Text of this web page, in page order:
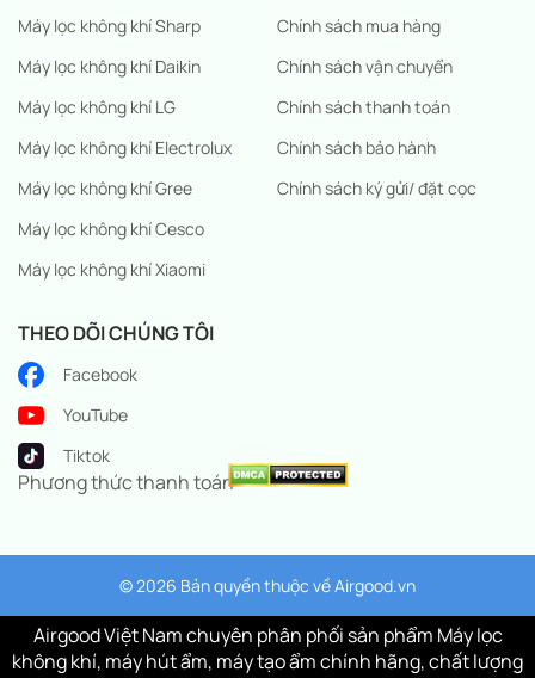
Máy lọc không khí Sharp
Máy lọc không khí Daikin
Máy lọc không khí LG
Máy lọc không khí Electrolux
Máy lọc không khí Gree
Máy lọc không khí Cesco
Máy lọc không khí Xiaomi
Chính sách mua hàng
Chính sách vận chuyển
Chính sách thanh toán
Chính sách bảo hành
Chính sách ký gửi/ đặt cọc
THEO DÕI CHÚNG TÔI
Facebook
YouTube
Tiktok
Phương thức thanh toán
© 2026 Bản quyền thuộc vềAirgood.vn
Airgood Việt Nam chuyên phân phối sản phẩm Máy lọc
không khí, máy hút ẩm, máy tạo ẩm chính hãng, chất lượng